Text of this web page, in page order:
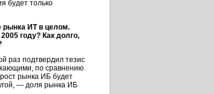
будет только
рынка ИТ в целом.
году? Как долго,
раз подтвердил тезис
по сравнению
рынка ИБ будет
— доля рынка ИБ